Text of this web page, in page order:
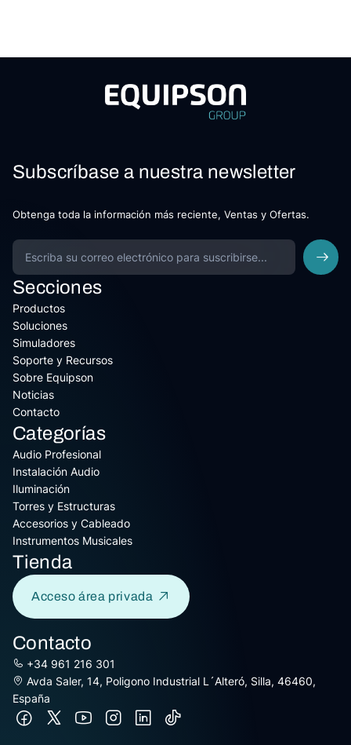
Subscríbase a nuestra newsletter
Obtenga toda la información más reciente, Ventas y Ofertas.
Secciones
Productos
Soluciones
Simuladores
Soporte y Recursos
Sobre Equipson
Noticias
Contacto
Categorías
Audio Profesional
Instalación Audio
Iluminación
Torres y Estructuras
Accesorios y Cableado
Instrumentos Musicales
Tienda
Acceso área privada
Contacto
+34 961 216 301
Avda Saler, 14, Poligono Industrial L´Alteró, Silla, 46460,
España